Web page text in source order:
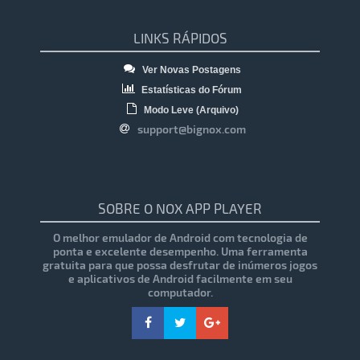
LINKS RÁPIDOS
Ver Novas Postagens
Estatísticas do Fórum
Modo Leve (Arquivo)
support@bignox.com
SOBRE O NOX APP PLAYER
O melhor emulador de Android com tecnologia de
ponta e excelente desempenho. Uma ferramenta
gratuita para que possa desfrutar de inúmeros jogos
e aplicativos de Android facilmente em seu
computador.